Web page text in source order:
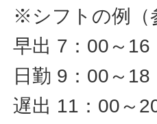
※シフトの例（
早出 7：00～16
日勤 9：00～18
遅出 11：00～